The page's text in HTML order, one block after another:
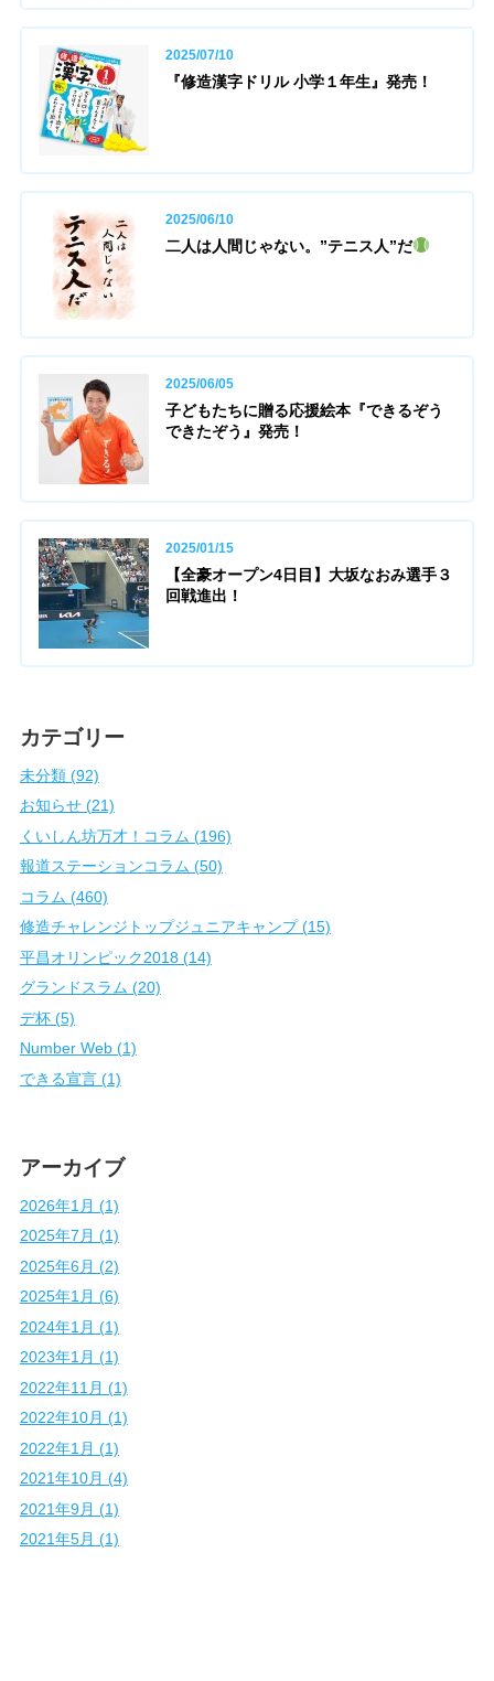
2025/07/10
『修造漢字ドリル 小学１年生』発売！
2025/06/10
二人は人間じゃない。”テニス人”だ
2025/06/05
子どもたちに贈る応援絵本『できるぞう
できたぞう』発売！
2025/01/15
【全豪オープン4日目】大坂なおみ選手３
回戦進出！
カテゴリー
未分類 (92)
お知らせ (21)
くいしん坊万才！コラム (196)
報道ステーションコラム (50)
コラム (460)
修造チャレンジトップジュニアキャンプ (15)
平昌オリンピック2018 (14)
グランドスラム (20)
デ杯 (5)
Number Web (1)
できる宣言 (1)
アーカイブ
2026年1月 (1)
2025年7月 (1)
2025年6月 (2)
2025年1月 (6)
2024年1月 (1)
2023年1月 (1)
2022年11月 (1)
2022年10月 (1)
2022年1月 (1)
2021年10月 (4)
2021年9月 (1)
2021年5月 (1)